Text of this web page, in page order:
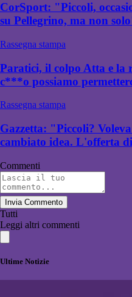
CorSport: "Piccoli,
su Pellegrino, ma non
Rassegna stampa
Paratici, il colpo Atta e la
c***o possiamo
Rassegna stampa
Gazzetta: "Piccoli?
cambiato idea. L'offerta
Commenti
Invia Commento
Tutti
Leggi altri commenti
Ultime Notizie